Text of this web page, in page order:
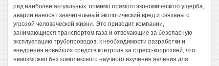
ряд наиболее актуальных: помимо прямого экономического ущерба,
аварии наносят значительный экологический вред и связаны с
угрозой человеческой жизни. Это приводит компании,
занимающиеся транспортом газа и отвечающие за безопасную
эксплуатацию трубопроводов, к необходимости разработки и
внедрения новейших средств контроля за стресс-коррозией, что
невозможно без комплексного научного изучения явления для